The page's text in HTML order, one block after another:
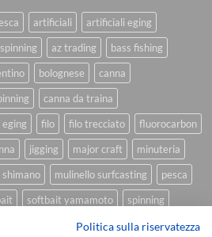
artificiali
artificiali eging
az trading
bass fishing
bolognese
canna
canna da traina
eging filo filo trecciato
fluorocarbon
jigging major craft
minuteria
mulinello surfcasting
pesca
softbait yamamoto
spinning
trecciato trolling tubertini
Politica sulla riservatezza